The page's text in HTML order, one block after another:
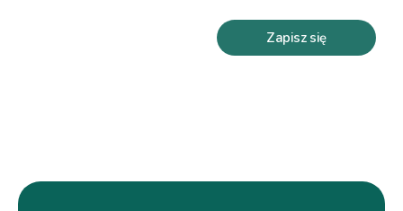
Zapisz się